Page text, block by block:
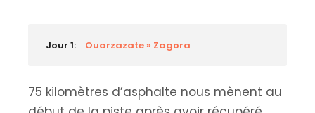
Jour 1: Ouarzazate » Zagora
75 kilomètres d’asphalte nous mènent au